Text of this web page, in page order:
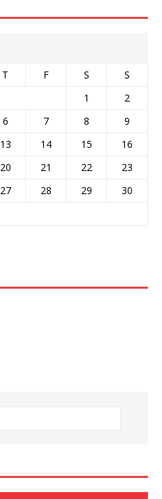
T F S
S
1
2
6 7 8
9
13 14 15
16
20 21 22
23
27 28 29
30